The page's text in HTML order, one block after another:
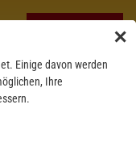
✕
Einige davon werden
Ihre